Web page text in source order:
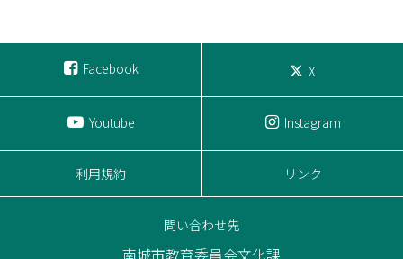
Facebook X
Youtube Instagram
利用規約 リンク
問い合わせ先
南城市教育委員会文化課